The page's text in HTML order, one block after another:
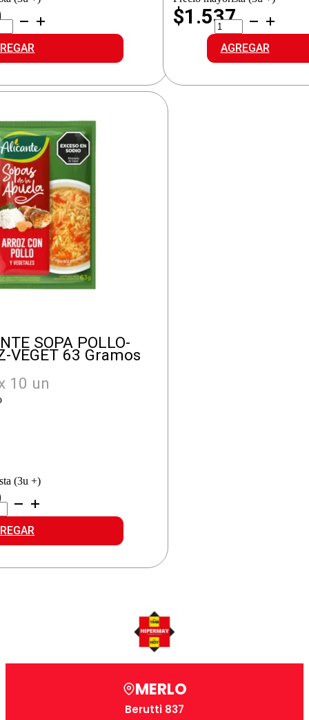
$1.537ALICANTE
SOPA
FIDEO-
CAMPESTRE
AGREGAR
SOPA POLLO-
VEGET 63 Gramos
10 un
(3u +)
MERLO
Berutti 837